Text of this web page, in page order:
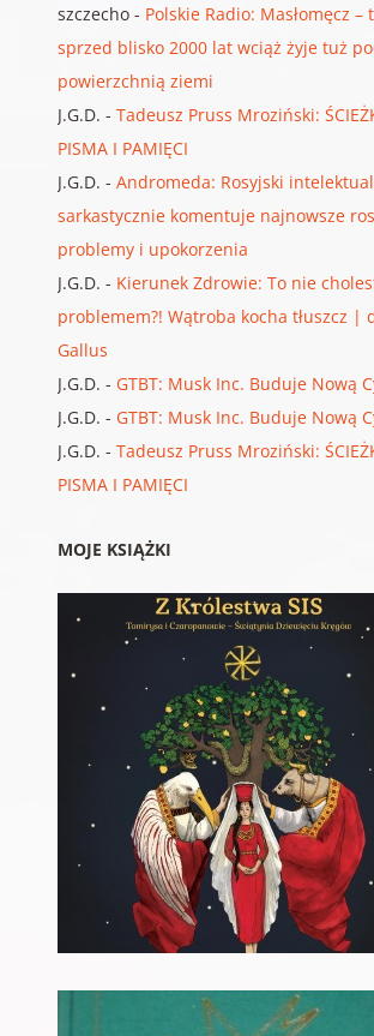
szczecho- Polskie Radio: Masłomęcz
sprzed blisko 2000 lat wciąż żyje tuż
powierzchnią ziemi
J.G.D. - Tadeusz Pruss Mroziński:
PISMA I PAMIĘCI
J.G.D. - Andromeda: Rosyjski
sarkastycznie komentuje najnowsze
problemy i upokorzenia
J.G.D. - Kierunek Zdrowie: To nie
problemem?! Wątroba kocha tłuszcz |
Gallus
J.G.D. - GTBT: Musk Inc. Buduje Nową
J.G.D. - GTBT: Musk Inc. Buduje Nową
J.G.D. - Tadeusz Pruss Mroziński:
PISMA I PAMIĘCI
MOJE KSIĄŻKI